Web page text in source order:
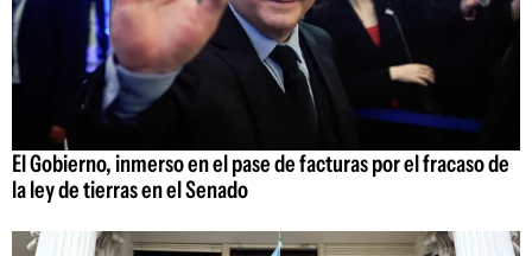
El Gobierno, inmerso en el pase de facturas por el fracaso de
la ley de tierras en el Senado